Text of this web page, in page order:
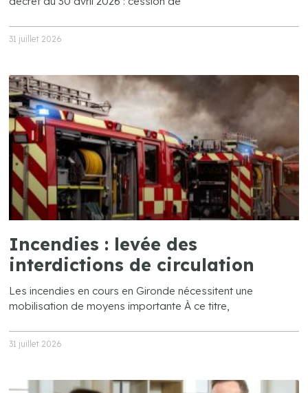
31 juillet 2026
Incendies : levée des
interdictions de circulation
Les incendies en cours en Gironde nécessitent une
mobilisation de moyens importante À ce titre,
31 juillet 2026